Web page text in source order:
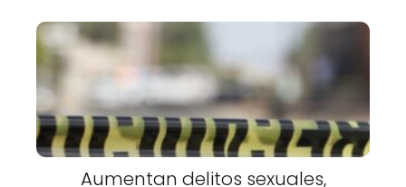
Aumentan delitos sexuales,